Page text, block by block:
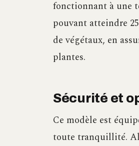
fonctionnant à une
pouvant atteindre
de végétaux, en
plantes.
Sécurité et
Ce modèle est
toute tranquillité.